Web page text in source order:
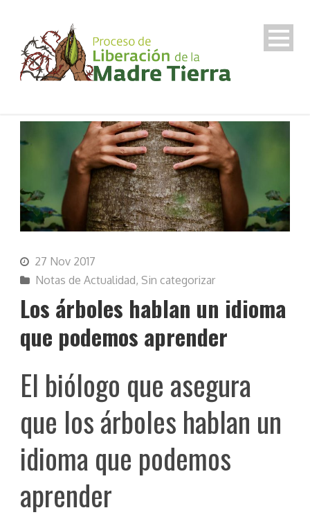
27 Nov 2017
Notas de Actualidad, Sin categorizar
Los árboles hablan un idioma
que podemos aprender
El biólogo que asegura
que los árboles hablan un
idioma que podemos
aprender